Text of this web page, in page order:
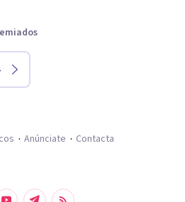
Anúnciate Contacta